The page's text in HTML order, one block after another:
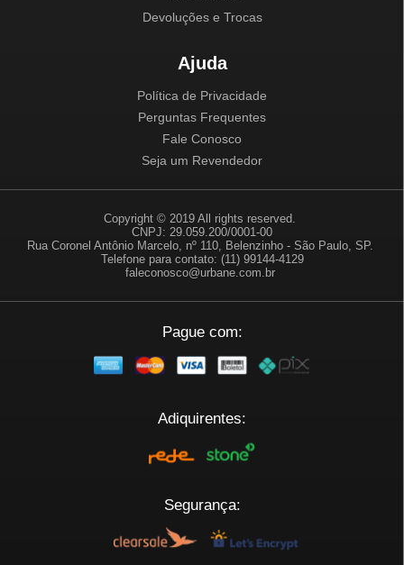
Devoluções e Trocas
Ajuda
Política de Privacidade
Perguntas Frequentes
Fale Conosco
Seja um Revendedor
Copyright © 2019 All rights reserved.
CNPJ: 29.059.200/0001-00
Rua Coronel Antônio Marcelo, nº 110, Belenzinho - São Paulo, SP.
Telefone para contato: (11) 99144-4129
faleconosco@urbane.com.br
Pague com:
Adiquirentes:
Segurança: